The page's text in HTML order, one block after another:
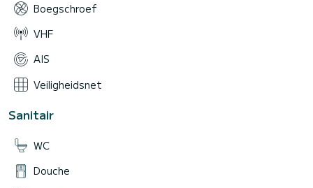
Boegschroef
VHF
AIS
Veiligheidsnet
Sanitair
WC
Douche